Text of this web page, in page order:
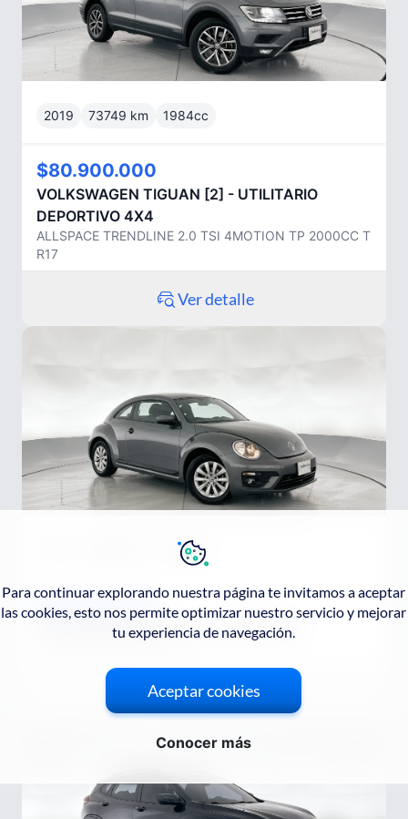
2019 73749 km 1984cc
$80.900.000
VOLKSWAGEN TIGUAN [2] - UTILITARIO
DEPORTIVO 4X4
ALLSPACE TRENDLINE 2.0 TSI 4MOTION TP 2000CC T
R17
Ver detalle
2480cc
$56.900.000
VOLKSWAGEN BEETLE - HATCHBACK
Ver detalle
Para continuar explorando nuestra página te invitamos a aceptar
las cookies, esto nos permite optimizar nuestro servicio y mejorar
tu experiencia de navegación.
Aceptar cookies
Conocer más